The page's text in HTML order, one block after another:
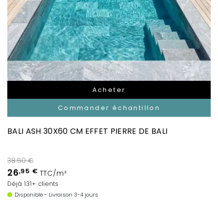
Acheter
Commander échantillon
BALI ASH 30X60 CM EFFET PIERRE DE BALI
38.50 €
26,95 € TTC/m²
Déjà 131+ clients
Disponible - Livraison 3-4 jours